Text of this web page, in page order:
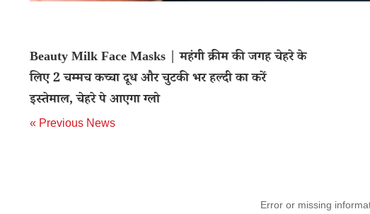
Beauty Milk Face Masks | महंगी क्रीम की जगह चेहरे के
लिए 2 चम्मच कच्चा दूध और चुटकी भर हल्दी का करें
इस्तेमाल, चेहरे पे आएगा ग्लो
« Previous News
Error or missing